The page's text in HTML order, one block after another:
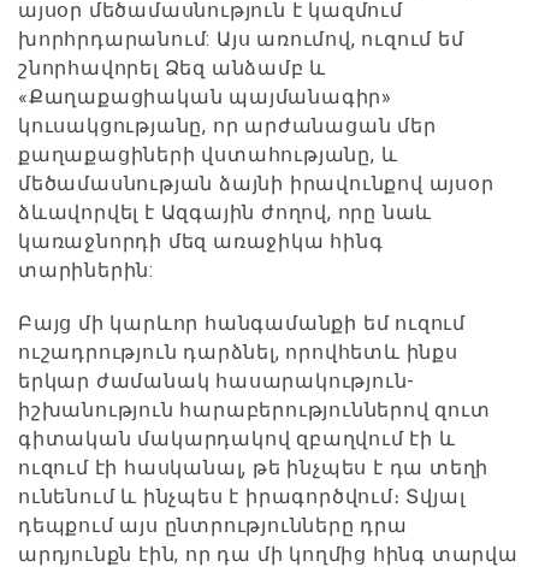
այսօր մեծամասնություն է կազմում
խորհրդարանում: Այս առումով, ուզում եմ
շնորհավորել Ձեզ անձամբ և
«Քաղաքացիական պայմանագիր»
կուսակցությանը, որ արժանացան մեր
քաղաքացիների վստահությանը, և
մեծամասնության ձայնի իրավունքով այսօր
ձևավորվել է Ազգային ժողով, որը նաև
կառաջնորդի մեզ առաջիկա հինգ
տարիներին:
Բայց մի կարևոր հանգամանքի եմ ուզում
ուշադրություն դարձնել, որովհետև ինքս
երկար ժամանակ հասարակություն-
իշխանություն հարաբերություններով զուտ
գիտական մակարդակով զբաղվում էի և
ուզում էի հասկանալ, թե ինչպես է դա տեղի
ունենում և ինչպես է իրագործվում։ Տվյալ
դեպքում այս ընտրությունները դրա
արդյունքն էին, որ դա մի կողմից հինգ տարվա